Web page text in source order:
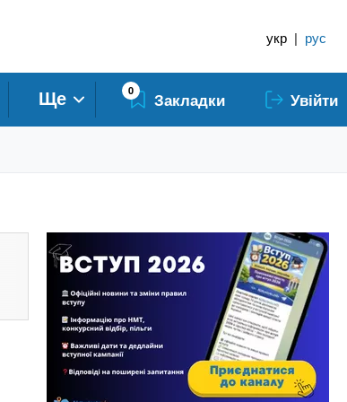
укр | рус
Ще 0 Закладки Увійти